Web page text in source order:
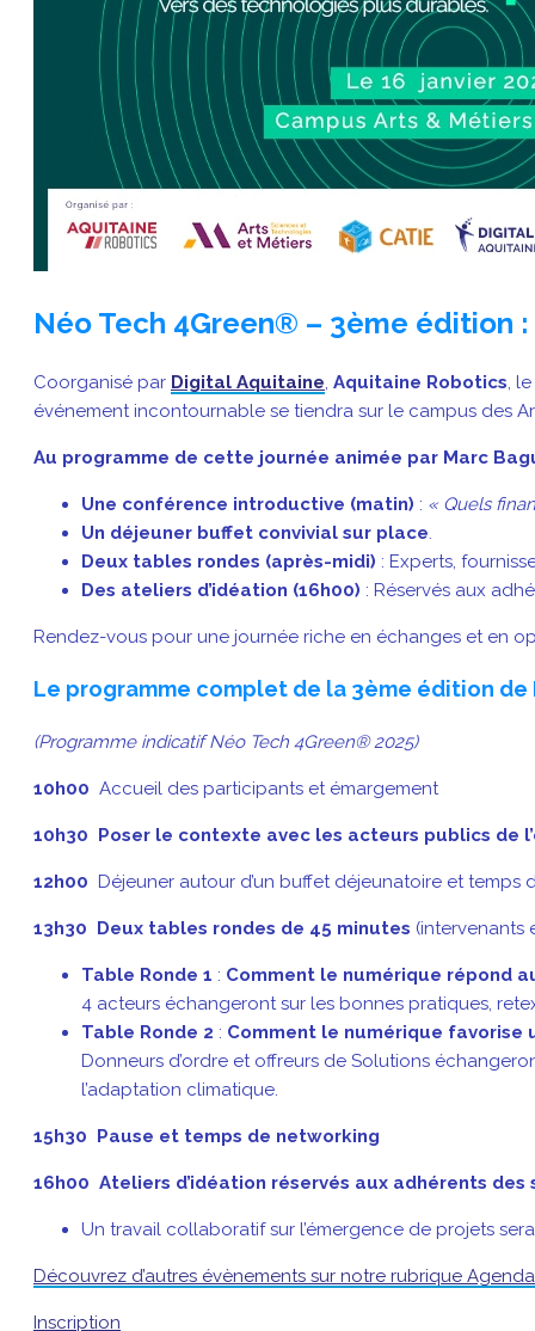
Néo Tech 4Green® – 3ème édition
Coorganisé par Digital Aquitaine, Aquitaine Robotics, le
événement incontournable se tiendra sur le campus des
Au programme de cette journée animée par Marc
Une conférence introductive (matin) : « Quels
Un déjeuner buffet convivial sur place.
Deux tables rondes (après-midi) : Experts,
Des ateliers d’idéation (16h00) : Réservés aux
Rendez-vous pour une journée riche en échanges et en
Le programme complet de la 3ème édition de
(Programme indicatif Néo Tech 4Green® 2025)
10h00 Accueil des participants et émargement
10h30 Poser le contexte avec les acteurs publics de
12h00 Déjeuner autour d’un buffet déjeunatoire et temps
13h30 Deux tables rondes de 45 minutes (intervenants
Table Ronde 1 : Comment le numérique répond
4 acteurs échangeront sur les bonnes pratiques,
Table Ronde 2 : Comment le numérique
Donneurs d’ordre et offreurs de Solutions
l’adaptation climatique.
15h30 Pause et temps de networking
16h00 Ateliers d’idéation réservés aux adhérents
Un travail collaboratif sur l’émergence de projets
Découvrez d’autres évènements sur notre rubrique
Inscription